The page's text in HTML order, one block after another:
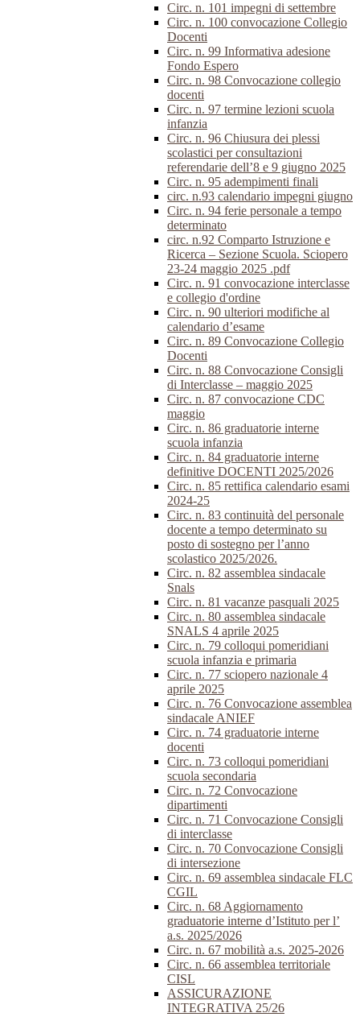
Circ. n. 101 impegni di settembre
Circ. n. 100 convocazione Collegio
Docenti
Circ. n. 99 Informativa adesione
Fondo Espero
Circ. n. 98 Convocazione collegio
docenti
Circ. n. 97 termine lezioni scuola
infanzia
Circ. n. 96 Chiusura dei plessi
scolastici per consultazioni
referendarie dell’8 e 9 giugno 2025
Circ. n. 95 adempimenti finali
circ. n.93 calendario impegni giugno
Circ. n. 94 ferie personale a tempo
determinato
circ. n.92 Comparto Istruzione e
Ricerca – Sezione Scuola. Sciopero
23-24 maggio 2025 .pdf
Circ. n. 91 convocazione interclasse
e collegio d'ordine
Circ. n. 90 ulteriori modifiche al
calendario d’esame
Circ. n. 89 Convocazione Collegio
Docenti
Circ. n. 88 Convocazione Consigli
di Interclasse – maggio 2025
Circ. n. 87 convocazione CDC
maggio
Circ. n. 86 graduatorie interne
scuola infanzia
Circ. n. 84 graduatorie interne
definitive DOCENTI 2025/2026
Circ. n. 85 rettifica calendario esami
2024-25
Circ. n. 83 continuità del personale
docente a tempo determinato su
posto di sostegno per l’anno
scolastico 2025/2026.
Circ. n. 82 assemblea sindacale
Snals
Circ. n. 81 vacanze pasquali 2025
Circ. n. 80 assemblea sindacale
SNALS 4 aprile 2025
Circ. n. 79 colloqui pomeridiani
scuola infanzia e primaria
Circ. n. 77 sciopero nazionale 4
aprile 2025
Circ. n. 76 Convocazione assemblea
sindacale ANIEF
Circ. n. 74 graduatorie interne
docenti
Circ. n. 73 colloqui pomeridiani
scuola secondaria
Circ. n. 72 Convocazione
dipartimenti
Circ. n. 71 Convocazione Consigli
di interclasse
Circ. n. 70 Convocazione Consigli
di intersezione
Circ. n. 69 assemblea sindacale FLC
CGIL
Circ. n. 68 Aggiornamento
graduatorie interne d’Istituto per l’
a.s. 2025/2026
Circ. n. 67 mobilità a.s. 2025-2026
Circ. n. 66 assemblea territoriale
CISL
ASSICURAZIONE
INTEGRATIVA 25/26